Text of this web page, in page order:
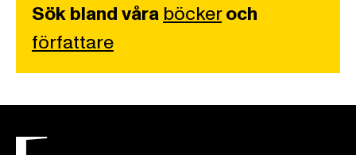
Sök bland våra böckeroch
författare